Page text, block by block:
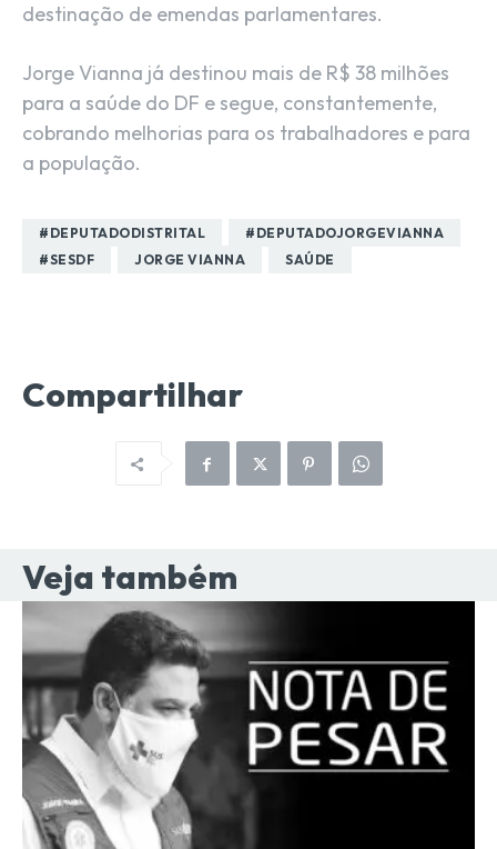
destinação de emendas parlamentares.
Jorge Vianna já destinou mais de R$ 38 milhões
para a saúde do DF e segue, constantemente,
cobrando melhorias para os trabalhadores e para
a população.
#DEPUTADODISTRITAL
#DEPUTADOJORGEVIANNA
#SESDF
JORGE VIANNA SAÚDE
Compartilhar
Veja também